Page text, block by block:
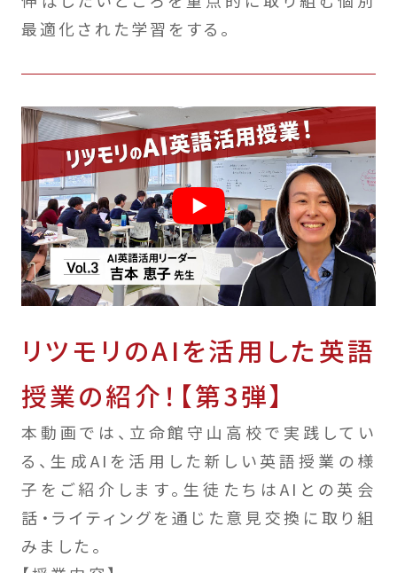
最適化された学習をする。
リツモリのAIを活用した英語
授業の紹介！【第3弾】
本動画では、立命館守山高校で実践してい
る、生成AIを活用した新しい英語授業の様
子をご紹介します。生徒たちはAIとの英会
話・ライティングを通じた意見交換に取り組
みました。